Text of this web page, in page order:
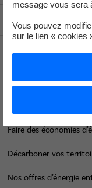
Faire des économies
Décarboner vos
Nos offres d’énergie
message vous sera
Vous pouvez
sur le lien « cookies